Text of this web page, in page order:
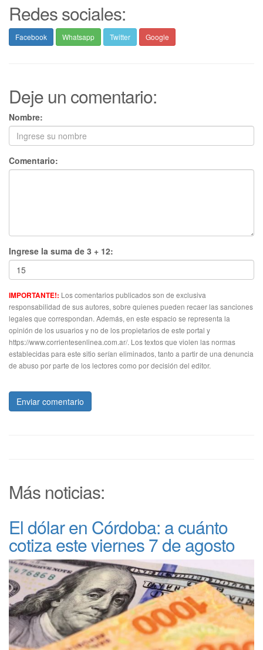
Redes sociales:
Facebook Whatsapp Twitter Google
Deje un comentario:
Nombre:
Comentario:
Ingrese la suma de 3 + 12:
IMPORTANTE!: Los comentarios publicados son de exclusiva
responsabilidad de sus autores, sobre quienes pueden recaer las sanciones
legales que correspondan. Además, en este espacio se representa la
opinión de los usuarios y no de los propietarios de este portal y
https://www.corrientesenlinea.com.ar/. Los textos que violen las normas
establecidas para este sitio serían eliminados, tanto a partir de una denuncia
de abuso por parte de los lectores como por decisión del editor.
Enviar comentario
Más noticias:
El dólar en Córdoba: a cuánto
cotiza este viernes 7 de agosto